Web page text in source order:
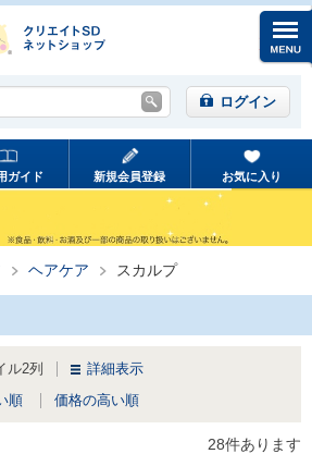
ログイン
ガイド 新規会員登録 お気に入り
ヘアケア スカルプ
ル2列
詳細表示
順 価格の高い順
28件あります